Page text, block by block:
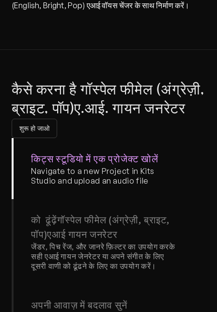
(English, Bright, Pop) एआई वॉयस चेंजर के साथ निर्माण करें।
कैसे करना है गॉस्पेल फीमेल (अंग्रेज़ी,
ब्राइट, पॉप)ए.आई. गायन जनरेटर
शुरू हो जाओ
किट्स स्टूडियो में एक प्रोजेक्ट खोलें
Navigate to a new Project in Kits
Studio and upload an audio file
को  ढूंढ़ेंगॉस्पेल फीमेल (अंग्रेज़ी, ब्राइट,
पॉप)एआई गायन जनरेटर
जेंडर, पिच रेंज, और जानरे फ़िल्टर का उपयोग करके
सही एआई गायन जेनरेटर या अपने संगीत के लिए
दूसरी वाणी को ढूंढने के लिए का उपयोग करें।
अपनी आवाज़ में बदलाव सुनें